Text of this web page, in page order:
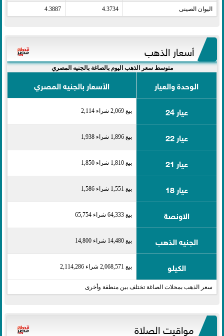
اليوان الصينى​ 4.3734
4.3887
أسعار الذهب
متوسط سعر الذهب اليوم بالصاغة بالجنيه المصري
الوحدة والعيار
الأسعار بالجنيه المصري
عيار 24
بيع 2,069 شراء 2,114
عيار 22 بيع 1,896 شراء 1,938
عيار 21 بيع 1,810 شراء 1,850
عيار 18 بيع 1,551 شراء 1,586
الاونصة بيع 64,333 شراء 65,754
الجنيه الذهب بيع 14,480 شراء 14,800
الكيلو بيع 2,068,571 شراء 2,114,286
سعر الذهب بمحلات الصاغة تختلف بين منطقة وأخرى
مواقيت الصلاة